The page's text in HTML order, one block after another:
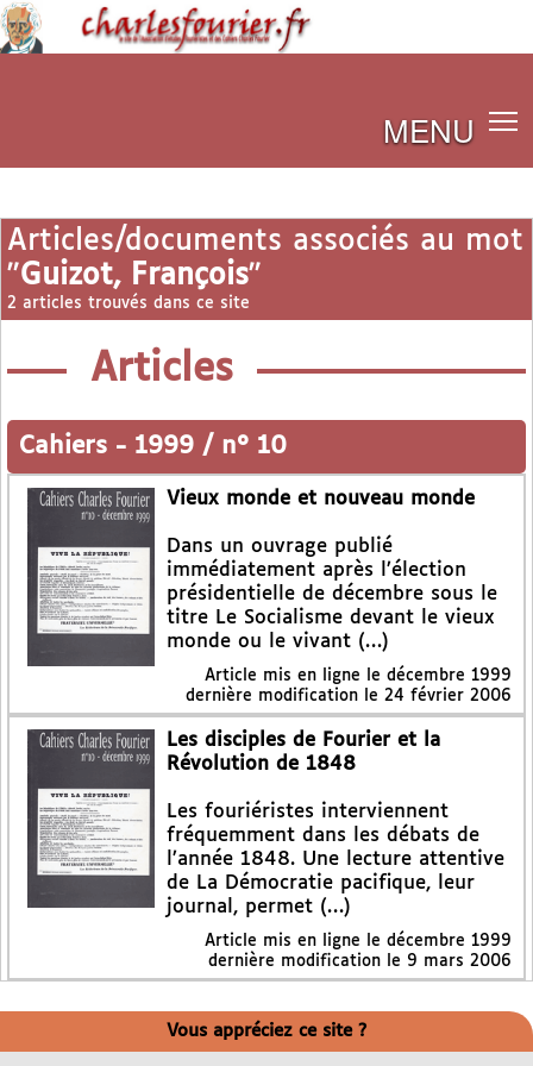
MENU
Articles/documents associés au mot
"Guizot, François"
2 articles trouvés dans ce site
Articles
Cahiers - 1999 / n° 10
Vieux monde et nouveau monde
Dans un ouvrage publié
immédiatement après l’élection
présidentielle de décembre sous le
titre Le Socialisme devant le vieux
monde ou le vivant (…)
Article mis en ligne le décembre 1999
dernière modification le 24 février 2006
Les disciples de Fourier et la
Révolution de 1848
Les fouriéristes interviennent
fréquemment dans les débats de
l’année 1848. Une lecture attentive
de La Démocratie pacifique, leur
journal, permet (…)
Article mis en ligne le décembre 1999
dernière modification le 9 mars 2006
Vous appréciez ce site ?